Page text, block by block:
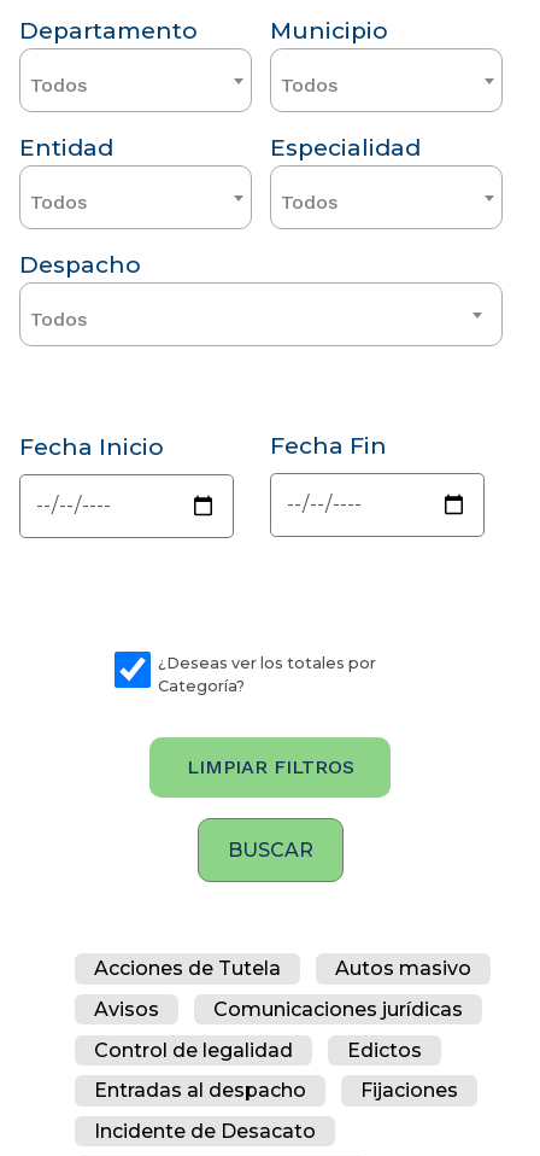
Departamento
Todos
Municipio
Todos
Entidad
Todos
Especialidad
Todos
Despacho
Todos
Fecha Inicio Fecha Fin
¿Deseas ver los totales por
Categoría?
LIMPIAR FILTROS
Acciones de Tutela
Autos masivo
Avisos
Comunicaciones jurídicas
Control de legalidad
Edictos
Entradas al despacho
Fijaciones
Incidente de Desacato